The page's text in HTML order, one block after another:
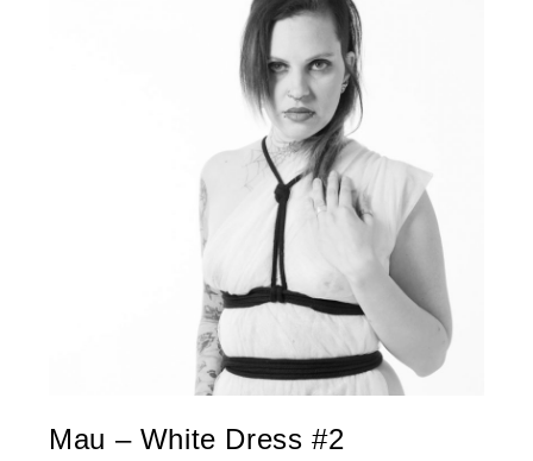
Mau – White Dress #2